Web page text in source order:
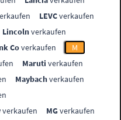
LEVCverkaufen
Lincolnverkaufen
Coverkaufen
M
Maruti verkaufen
Maybachverkaufen
verkaufen MGverkaufen